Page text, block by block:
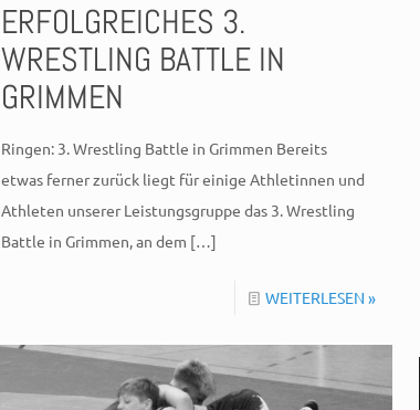
ERFOLGREICHES 3.
WRESTLING BATTLE IN
GRIMMEN
Ringen: 3. Wrestling Battle in Grimmen Bereits
etwas ferner zurück liegt für einige Athletinnen und
Athleten unserer Leistungsgruppe das 3. Wrestling
Battle in Grimmen, an dem […]
WEITERLESEN »